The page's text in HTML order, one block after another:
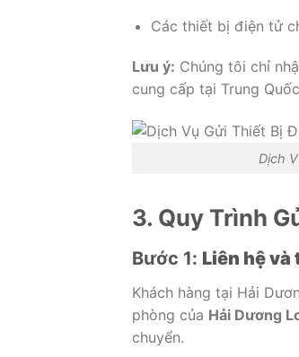
Các thiết bị điện tử
Lưu ý: Chúng tôi chỉ
cung cấp tại Trung Quốc
Dịch
3. Quy Trình
Bước 1: Liên hệvà
Khách hàng tại Hải
phòng của Hải Dương
chuyển.